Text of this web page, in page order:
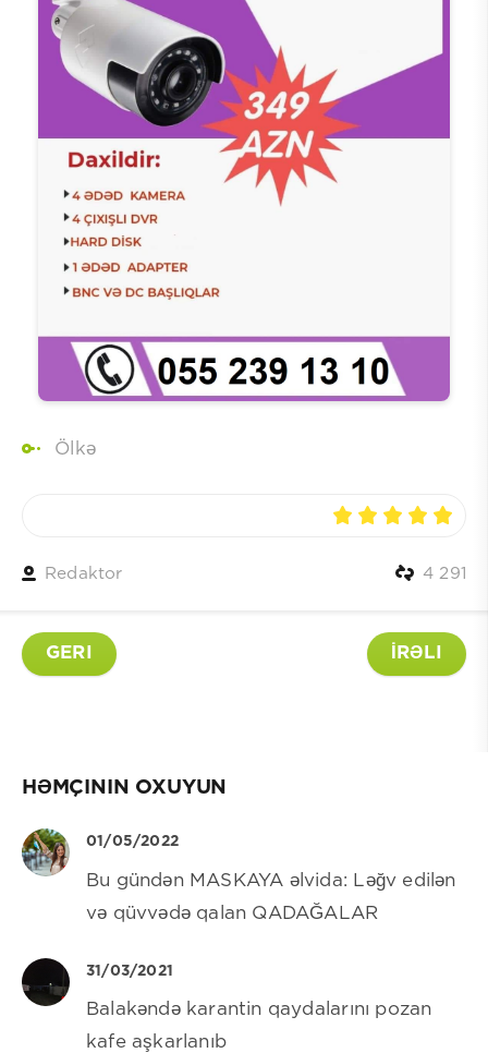
Ölkə
Redaktor 4 291
GERI İRƏLI
HƏMÇININ OXUYUN
01/05/2022
Bu gündən MASKAYA əlvida: Ləğv edilən
və qüvvədə qalan QADAĞALAR
31/03/2021
Balakəndə karantin qaydalarını pozan
kafe aşkarlanıb